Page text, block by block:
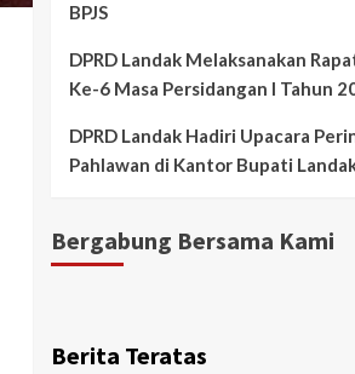
BPJS
DPRD Landak Melaksanakan
Ke-6 Masa Persidangan I Tahun
DPRD Landak Hadiri Upacara
Pahlawan di Kantor Bupati
Bergabung Bersama Kami
Berita Teratas